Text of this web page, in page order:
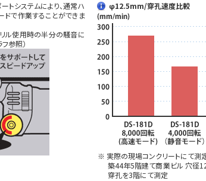
トシステムにより、通常ハ
ドで作業することができま
リル使用時の半分の騒音に
参照）
φ12.5mm/穿孔速度比較
※ 実際の現場コンクリートにて測
築44年5階建て商業ビル 穴径
穿孔を3階にて測定